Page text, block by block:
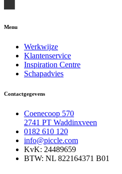
Menu
Werkwijze
Klantenservice
Inspiration Centre
Schapadvies
Contactgegevens
Coenecoop 570
2741 PT Waddinxveen
0182 610 120
info@piccle.com
KvK: 24489659
BTW: NL 822164371 B01